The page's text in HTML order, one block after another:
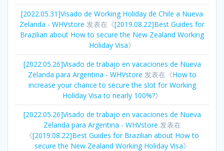
[2022.05.31]Visado de Working Holiday de Chile a Nueva
Zelanda - WHVstore 发表在《[2019.08.22]Best Guides for
Brazilian about How to secure the New Zealand Working
Holiday Visa》
[2022.05.26]Visado de trabajo en vacaciones de Nueva
Zelanda para Argentina - WHVstore 发表在《How to
increase your chance to secure the slot for Working
Holiday Visa to nearly 100%?》
[2022.05.26]Visado de trabajo en vacaciones de Nueva
Zelanda para Argentina - WHVstore 发表在
《[2019.08.22]Best Guides for Brazilian about How to
secure the New Zealand Working Holiday Visa》